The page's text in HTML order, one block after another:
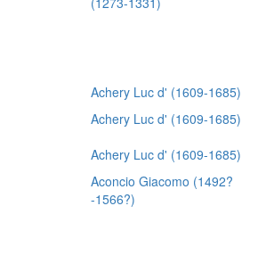
Achery Luc d' (1609-1685)
Achery Luc d' (1609-1685)
Achery Luc d' (1609-1685)
Aconcio Giacomo (1492?
-1566?)